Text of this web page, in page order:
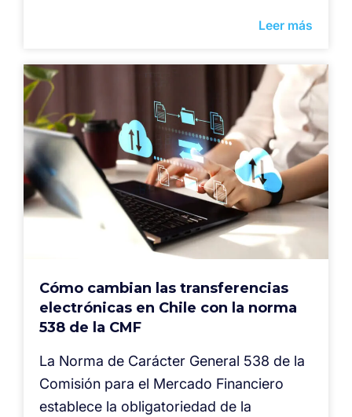
Leer más
Cómo cambian las transferencias
electrónicas en Chile con la norma
538 de la CMF
La Norma de Carácter General 538 de la
Comisión para el Mercado Financiero
establece la obligatoriedad de la